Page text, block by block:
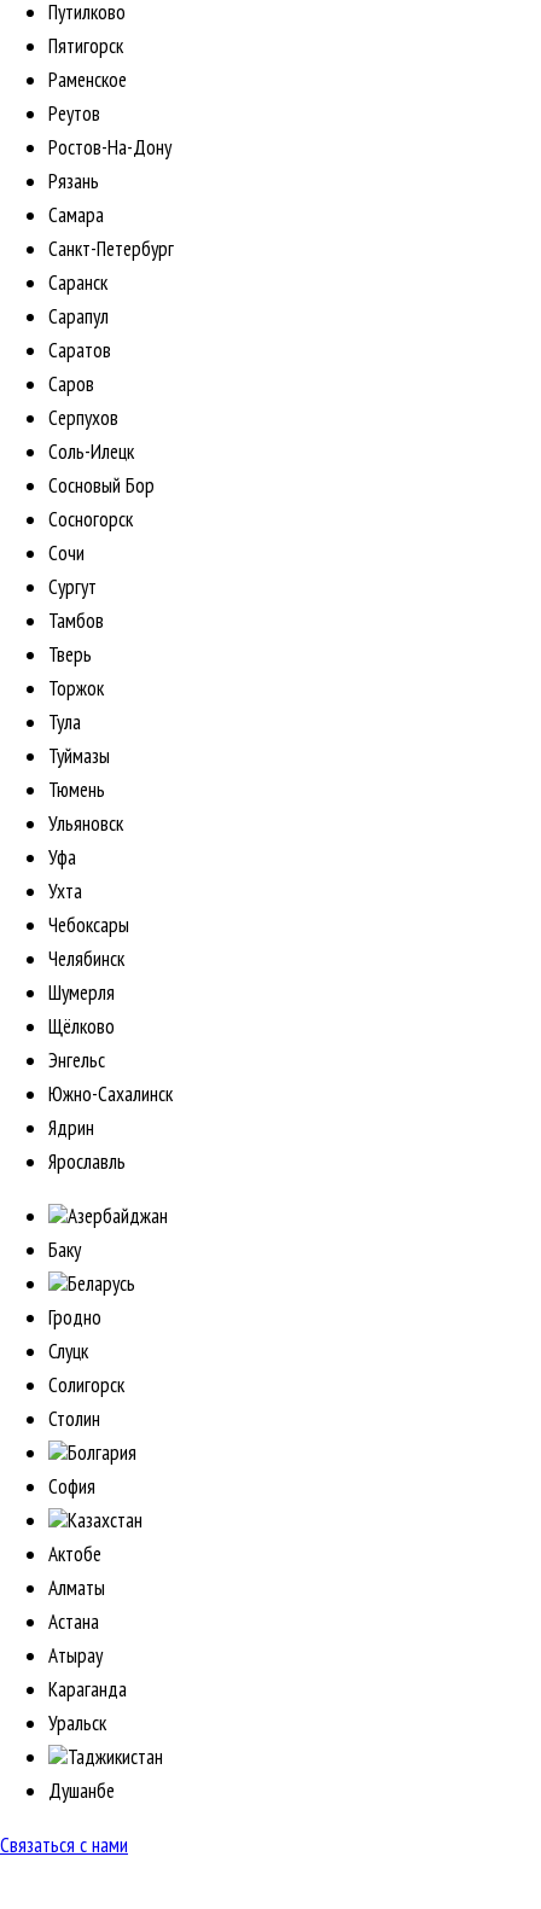
Путилково
Пятигорск
Раменское
Реутов
Ростов-На-Дону
Рязань
Самара
Санкт-Петербург
Саранск
Сарапул
Саратов
Саров
Серпухов
Соль-Илецк
Сосновый Бор
Сосногорск
Сочи
Сургут
Тамбов
Тверь
Торжок
Тула
Туймазы
Тюмень
Ульяновск
Уфа
Ухта
Чебоксары
Челябинск
Шумерля
Щёлково
Энгельс
Южно-Сахалинск
Ядрин
Ярославль
Азербайджан
Баку
Беларусь
Гродно
Слуцк
Солигорск
Столин
Болгария
София
Казахстан
Актобе
Алматы
Астана
Атырау
Караганда
Уральск
Таджикистан
Душанбе
Связаться с нами